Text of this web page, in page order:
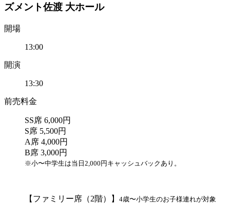
ズメント佐渡 大ホール
開場
13:00
開演
13:30
前売料金
SS席 6,000円
S席 5,500円
A席 4,000円
B席 3,000円
※小〜中学生は当日2,000円キャッシュバックあり。
【ファミリー席（2階）】 4歳〜小学生のお子様連れが対象